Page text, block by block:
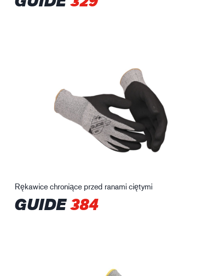
Rękawice chroniące przed ranami ciętymi
GUIDE384